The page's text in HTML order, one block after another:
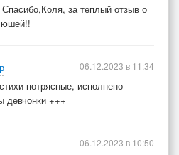
за теплый отзыв о
потрясные, исполнено
девчонки +++
06.12.2023 в 11:34
06.12.2023 в 10:50